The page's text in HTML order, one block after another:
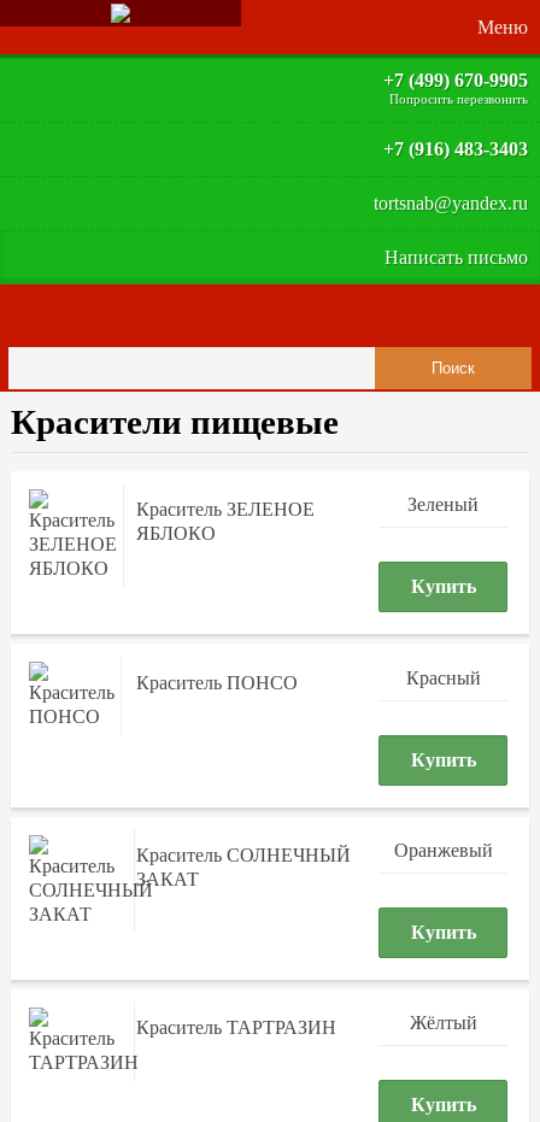
+7 (499) 670-9905
Попросить перезвонить
+7 (916) 483-3403
tortsnab@yandex.ru
Написать письмо
Красители пищевые
Краситель ЗЕЛЕНОЕ
ЯБЛОКО
Зеленый
Купить
Краситель ПОНСО Красный
Купить
Краситель СОЛНЕЧНЫЙ
ЗАКАТ
Оранжевый
Купить
Краситель ТАРТРАЗИН Жёлтый
Купить